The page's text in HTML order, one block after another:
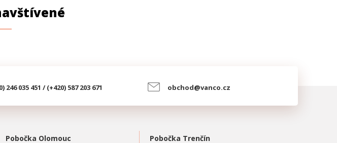
246 035 451 / (+420) 587 203 671 obchod@vanco.cz
Pobočka Olomouc Pobočka Trenčín